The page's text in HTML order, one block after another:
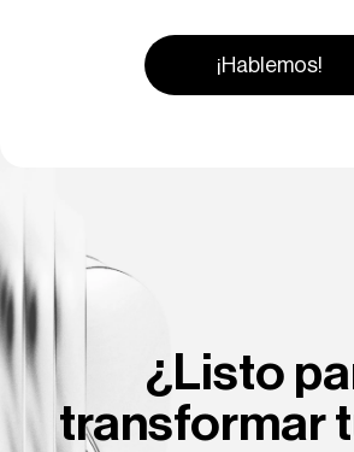
HubSpot
¡Hablemos!
¿Listo
transformar